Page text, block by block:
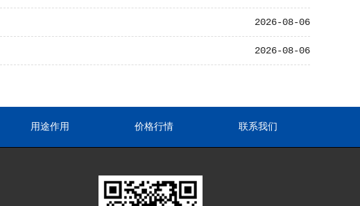
2026-08-06
2026-08-06
用途作用 价格行情 联系我们